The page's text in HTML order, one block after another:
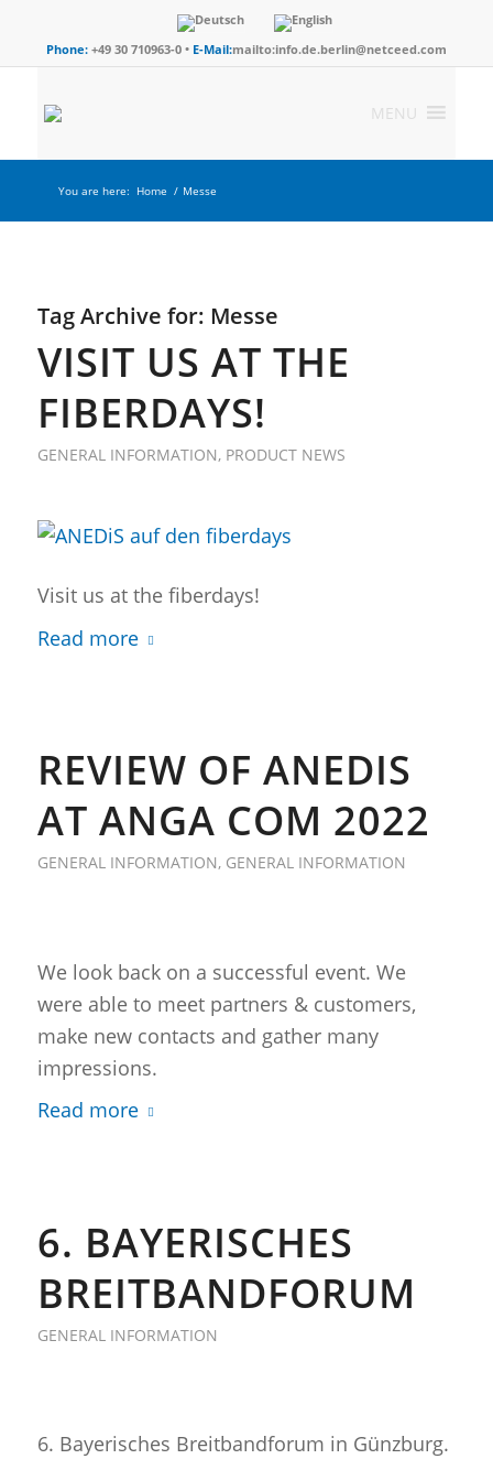
Phone:+49 30 710963-0 • E-Mail:mailto:info.de.berlin@netceed.com
MENU
You are here: Home / Messe
Tag Archive for: Messe
VISIT US AT THE
FIBERDAYS!
GENERAL INFORMATION, PRODUCT NEWS
Visit us at the fiberdays!
Read more
REVIEW OF ANEDIS
AT ANGA COM 2022
GENERAL INFORMATION, GENERAL INFORMATION
We look back on a successful event. We
were able to meet partners & customers,
make new contacts and gather many
impressions.
Read more
6. BAYERISCHES
BREITBANDFORUM
GENERAL INFORMATION
6. Bayerisches Breitbandforum in Günzburg.